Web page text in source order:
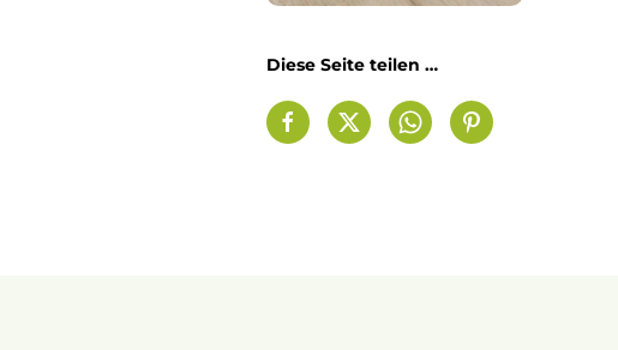
Diese Seite teilen …